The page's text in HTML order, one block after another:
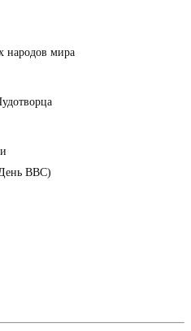
народов мира
ВВС)